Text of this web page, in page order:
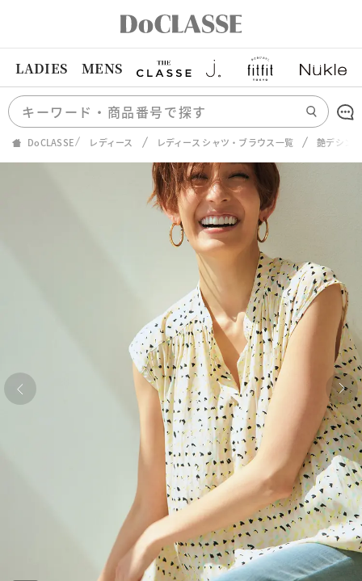
LADIES MENS
DoCLASSE レディース レディース シャツ・ブラウス一覧 艶デシン